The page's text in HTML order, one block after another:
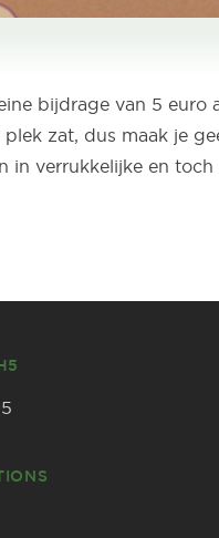
bijdrage van 5 euro
zat, dus maak je
in verrukkelijke en